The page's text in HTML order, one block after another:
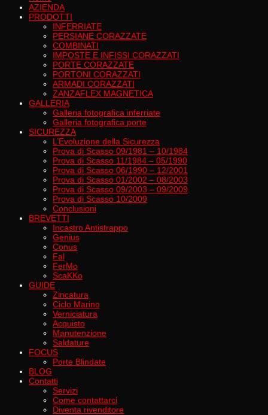
AZIENDA
PRODOTTI
INFERRIATE
PERSIANE CORAZZATE
COMBINATI
IMPOSTE E INFISSI CORAZZATI
PORTE CORAZZATE
PORTONI CORAZZATI
ARMADI CORAZZATI
ZANZAFLEX MAGNETICA
GALLERIA
Galleria fotografica inferriate
Galleria fotografica porte
SICUREZZA
L’Evoluzione della Sicurezza
Prova di Scasso 09/1981 – 10/1984
Prova di Scasso 11/1984 – 05/1990
Prova di Scasso 06/1990 – 12/2001
Prova di Scasso 01/2002 – 08/2003
Prova di Scasso 09/2003 – 09/2009
Prova di Scasso 10/2009
Conclusioni
BREVETTI
Incastro Antistrappo
Genius
Conus
Fal
FerMo
ScaKKo
GUIDE
Zincatura
Ciclo Marino
Verniciatura
Acquisto
Manutenzione
Saldature
FOCUS
Porte Blindate
BLOG
Contatti
Servizi
Come contattarci
Diventa rivenditore